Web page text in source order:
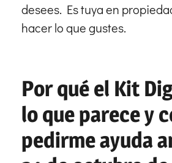
desees. Es tuya en
hacer lo que gustes.
Por qué el Kit
lo que parece y
pedirme ayuda